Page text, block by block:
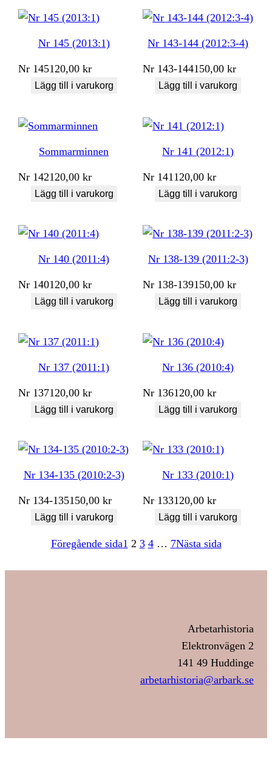
Nr 145 (2013:1)
Nr 145120,00kr
Lägg till i varukorg
Nr 143-144 (2012:3-4)
Nr 143-144150,00kr
Lägg till i varukorg
Sommarminnen
Nr 142120,00kr
Lägg till i varukorg
Nr 141 (2012:1)
Nr 141 120,00kr
Lägg till i varukorg
Nr 140 (2011:4)
Nr 140120,00kr
Lägg till i varukorg
Nr 138-139 (2011:2-3)
Nr 138-139150,00kr
Lägg till i varukorg
Nr 137 (2011:1)
Nr 137120,00kr
Lägg till i varukorg
Nr 136 (2010:4)
Nr 136120,00kr
Lägg till i varukorg
Nr 134-135 (2010:2-3)
Nr 134-135150,00kr
Lägg till i varukorg
Nr 133 (2010:1)
Nr 133120,00kr
Lägg till i varukorg
Föregående sida1 2 3 4 … 7Nästa sida
Arbetarhistoria
Elektronvägen 2
141 49 Huddinge
arbetarhistoria@arbark.se